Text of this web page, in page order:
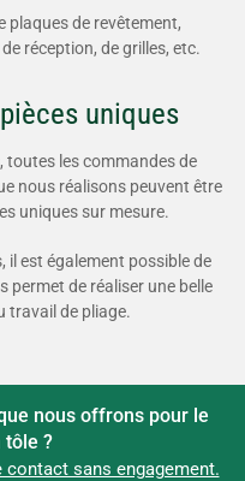
plaques de revêtement,
réception, de grilles, etc.
uniques
les commandes de
nous réalisons peuvent être
uniques sur mesure.
il est également possible de
permet de réaliser une belle
travail de pliage.
nous offrons pour le
tôle ?
sans engagement.